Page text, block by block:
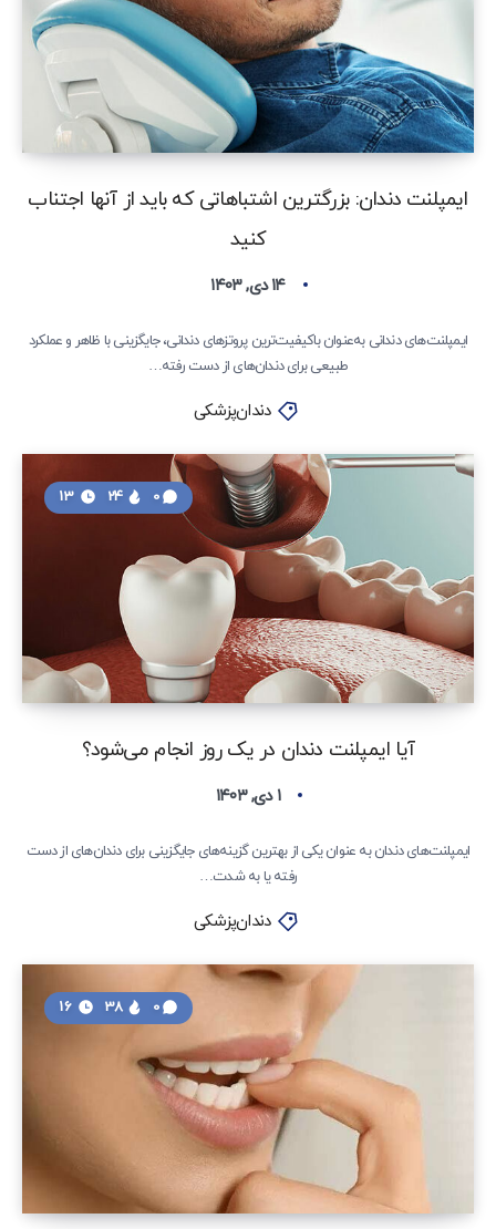
ایمپلنت دندان: بزرگترین اشتباهاتی که باید از آنها اجتناب
کنید
۱۴ دی, ۱۴۰۳
ایمپلنت‌های دندانی به‌عنوان باکیفیت‌ترین پروتزهای دندانی، جایگزینی با ظاهر و عملکرد
طبیعی برای دندان‌های از دست رفته…
دندان‌پزشکی
آیا ایمپلنت دندان در یک روز انجام می‌شود؟
0
24
۱ دی, ۱۴۰۳
ایمپلنت‌های دندان به عنوان یکی از بهترین گزینه‌های جایگزینی برای دندان‌های از دست
رفته یا به شدت…
دندان‌پزشکی
0
38